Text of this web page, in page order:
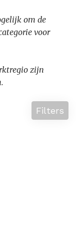
om de
voor
zijn
Filters